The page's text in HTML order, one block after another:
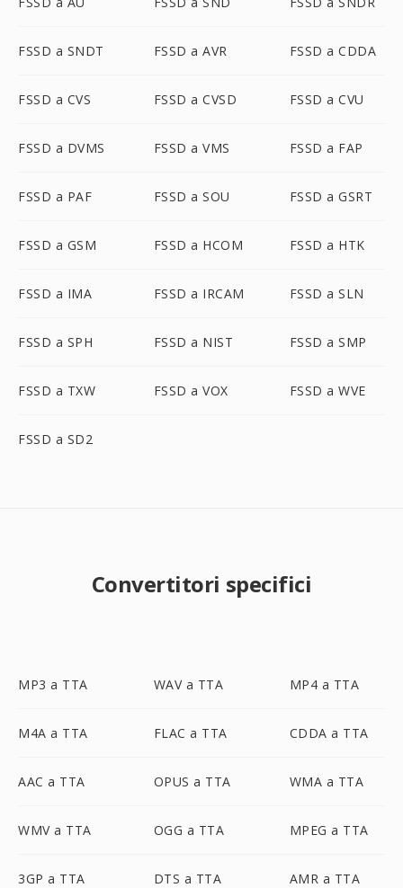
FSSD a SNDT FSSD a AVR FSSD a CDDA
FSSD a CVS FSSD a CVSD FSSD a CVU
FSSD a DVMS FSSD a VMS FSSD a FAP
FSSD a PAF FSSD a SOU FSSD a GSRT
FSSD a GSM FSSD a HCOM FSSD a HTK
FSSD a IMA FSSD a IRCAM FSSD a SLN
FSSD a SPH FSSD a NIST FSSD a SMP
FSSD a TXW FSSD a VOX FSSD a WVE
FSSD a SD2
Convertitori specifici
MP3 a TTA WAV a TTA MP4 a TTA
M4A a TTA FLAC a TTA CDDA a TTA
AAC a TTA OPUS a TTA WMA a TTA
WMV a TTA OGG a TTA MPEG a TTA
3GP a TTA DTS a TTA AMR a TTA